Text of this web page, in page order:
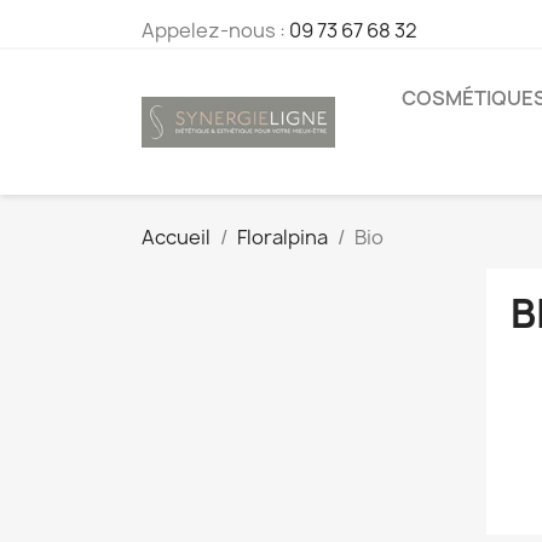
Appelez-nous : 09 73 67 68 32
Accueil Floralpina Bio